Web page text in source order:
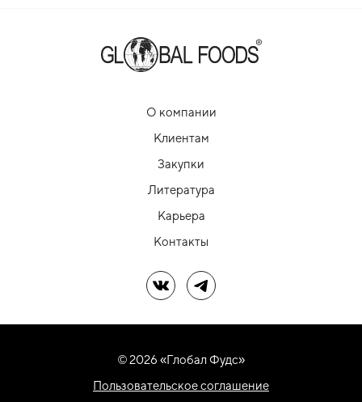
О компании
Клиентам
Закупки
Литература
Карьера
Контакты
Мы в ВКМы в Telegram
© 2026 «Глобал Фудс»
Пользовательское соглашение